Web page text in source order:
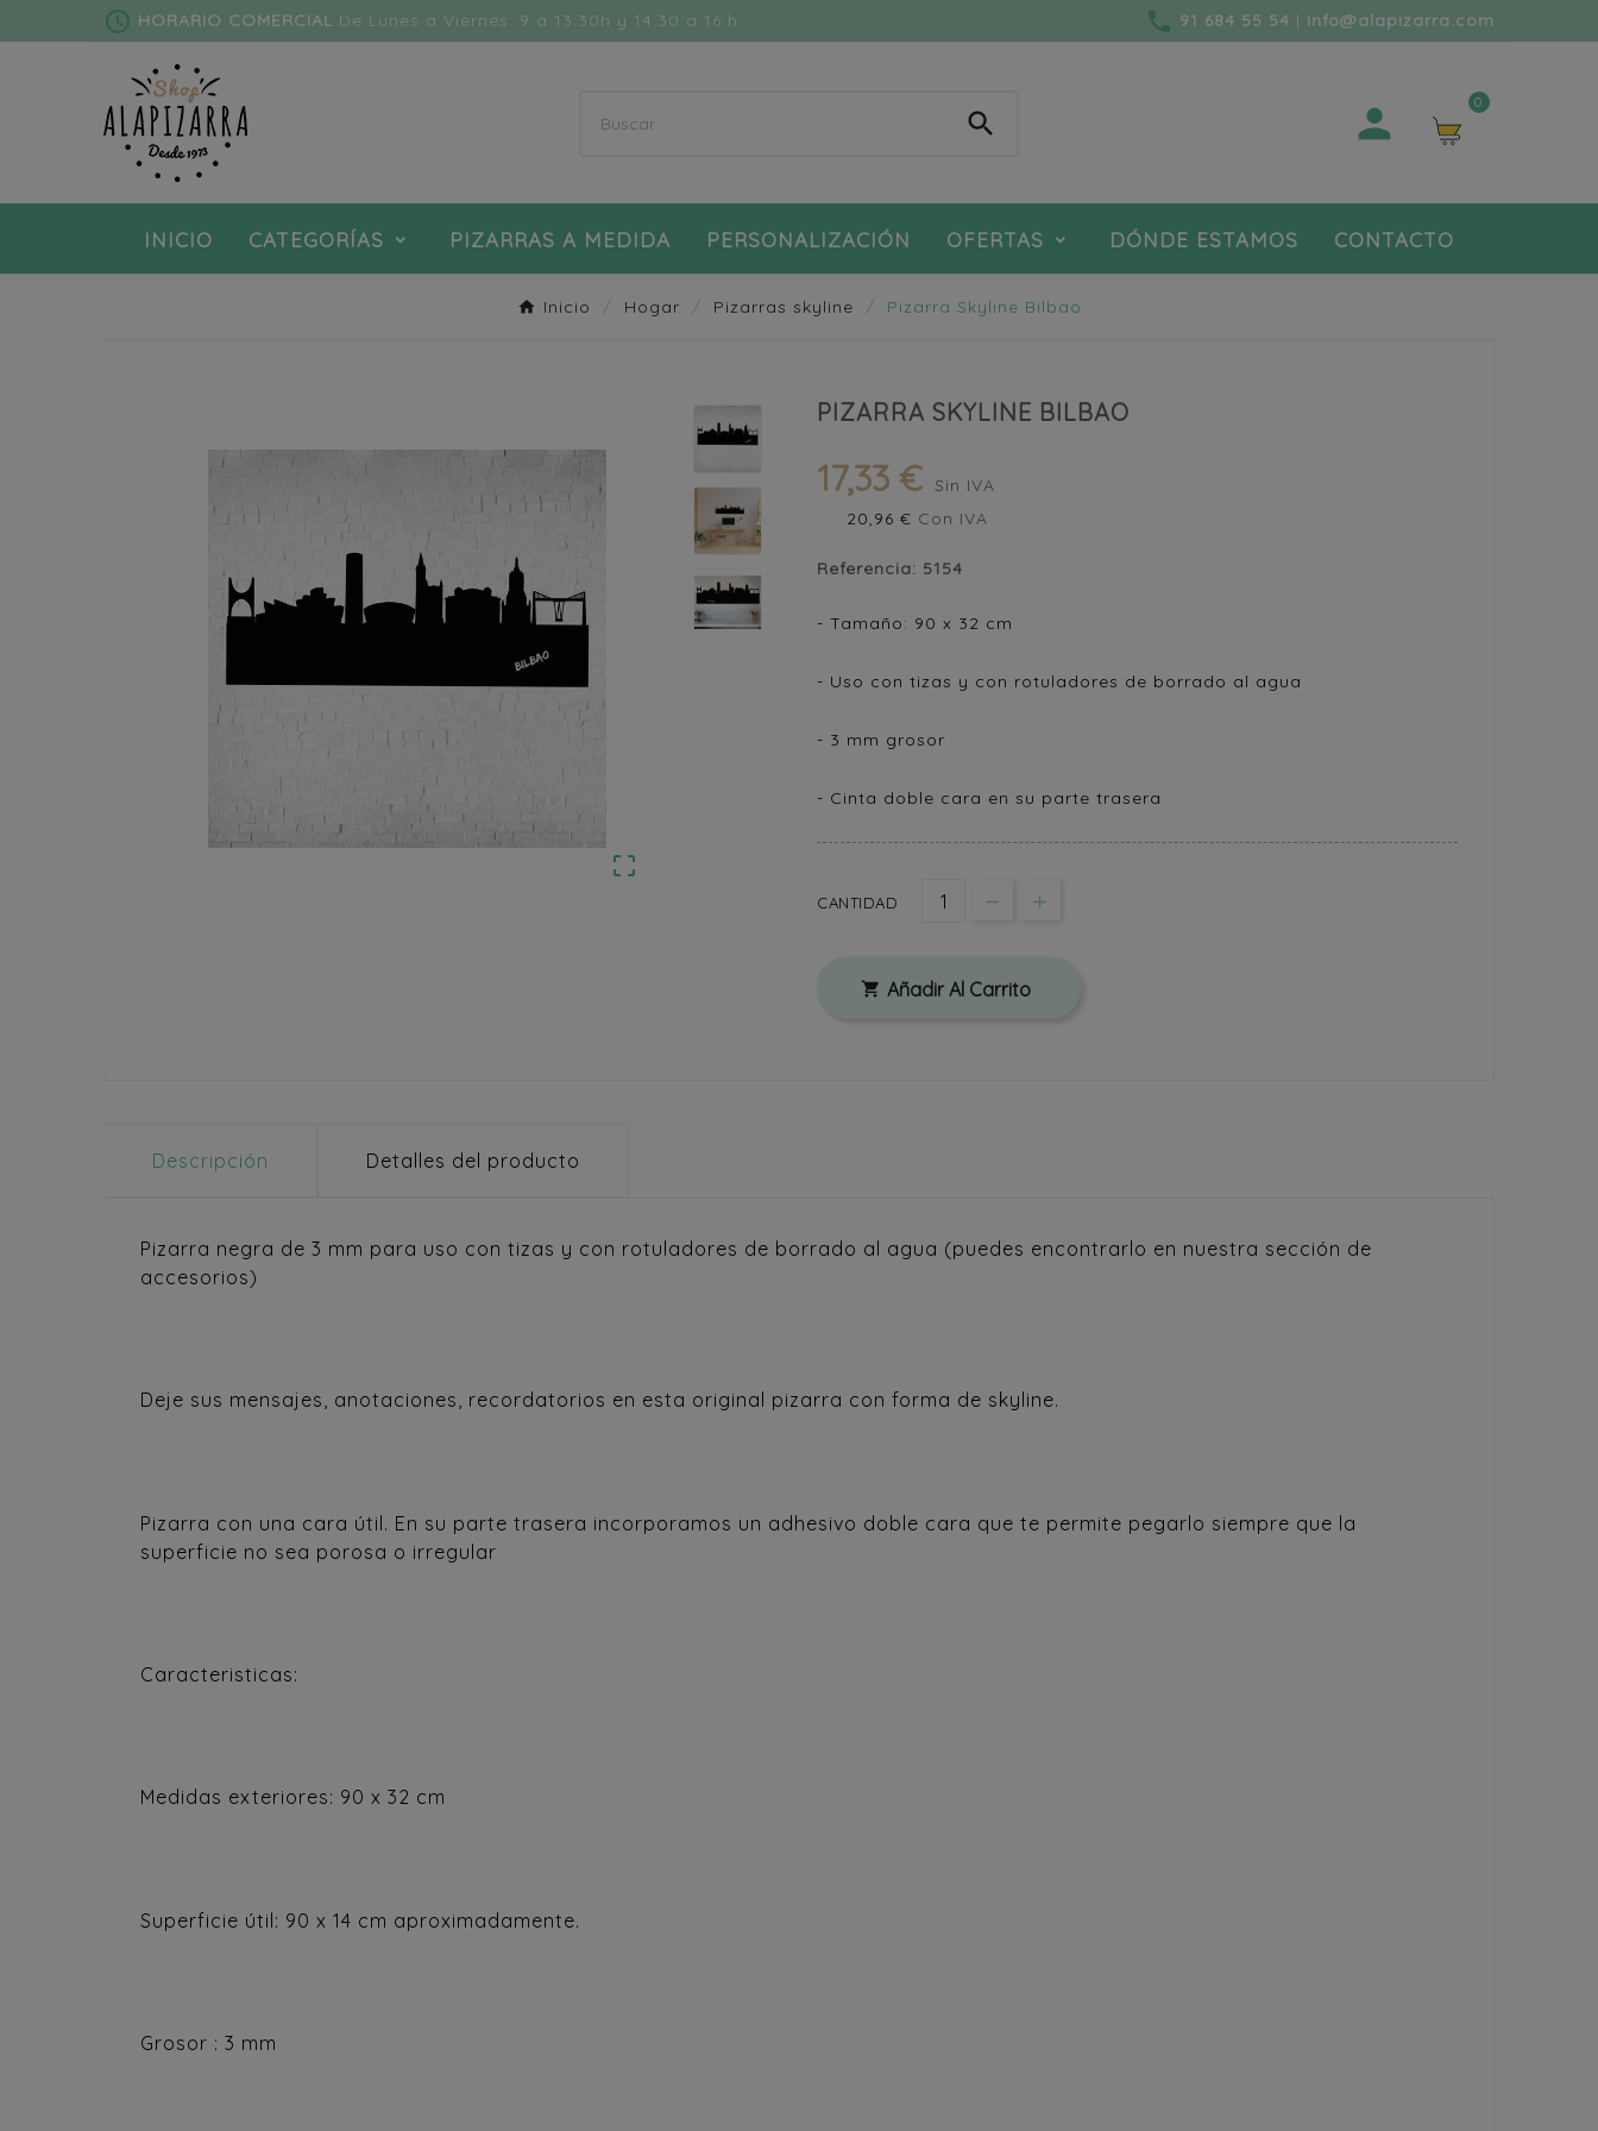
schedule HORARIO COMERCIAL De Lunes a Viernes: 9 a 13:30h y 14:30 a 16 h phone 91 684 55 54 | info@alapizarra.com
  0
INICIO CATEGORÍAS PIZARRAS A MEDIDA PERSONALIZACIÓN OFERTAS DÓNDE ESTAMOS CONTACTO
Inicio Hogar Pizarras skyline Pizarra Skyline Bilbao

PIZARRA SKYLINE BILBAO
17,33 € Sin IVA
20,96 € Con IVA
Referencia: 5154
- Tamaño: 90 x 32 cm
- Uso con tizas y con rotuladores de borrado al agua
- 3 mm grosor
- Cinta doble cara en su parte trasera
CANTIDAD
 Añadir Al Carrito
Descripción Detalles del producto
Pizarra negra de 3 mm para uso con tizas y con rotuladores de borrado al agua (puedes encontrarlo en nuestra sección de
accesorios)
Deje sus mensajes, anotaciones, recordatorios en esta original pizarra con forma de skyline.
Pizarra con una cara útil. En su parte trasera incorporamos un adhesivo doble cara que te permite pegarlo siempre que la
superficie no sea porosa o irregular
Caracteristicas:
Medidas exteriores: 90 x 32 cm
Superficie útil: 90 x 14 cm aproximadamente.
Grosor : 3 mm